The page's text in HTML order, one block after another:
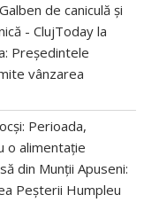
de caniculă și
- ClujToday la
Președintele
vânzarea
Perioada,
o alimentație
din Munții Apuseni:
Peșterii Humpleu